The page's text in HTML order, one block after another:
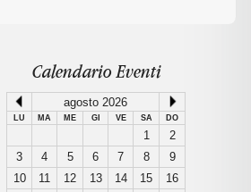
Calendario Eventi
agosto 2026
LU MA ME GI VE SA DO
1
2
3
4 5 6 7 8
9
10
11 12 13 14 15
16